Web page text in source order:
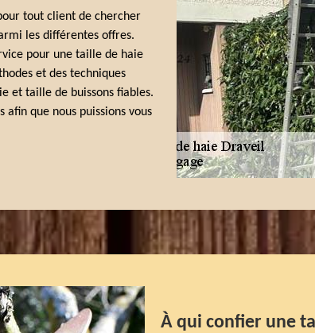
tout client de chercher
les différentes offres.
pour une taille de haie
et des techniques
et taille de buissons fiables.
afin que nous puissions vous
À qui confier une